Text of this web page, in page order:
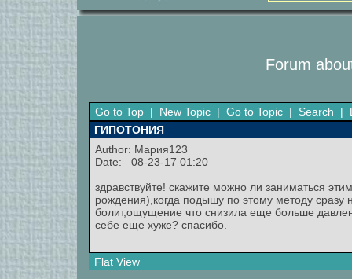
Forum
Go to Top | New Topic | Go to Topic | Search |
ГИПОТОНИЯ
Author: Мария123
Date: 08-23-17 01:20
здравствуйте! скажите можно ли заниматься
рождения),когда подышу по этому методу сразу
болит,ощущение что снизила еще больше
себе еще хуже? спасибо.
Flat View